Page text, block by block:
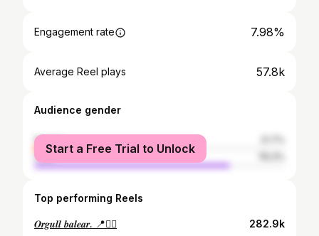
Engagement rate 7.98%
Average Reel plays 57.8k
Audience gender
female
male
Start a Free Trial to Unlock
Top performing Reels
𝑶𝒓𝒈𝒖𝒍𝒍 𝒃𝒂𝒍𝒆𝒂𝒓. 📍❤️‍🔥 282.9k